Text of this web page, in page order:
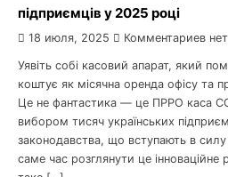
підприємців у 2025 році
18 июля, 2025 Комментариев нет
Уявіть собі касовий апарат, який
коштує як місячна оренда офісу та
Це не фантастика — це ПРРО каса
вибором тисяч українських
законодавства, що вступають в
саме час розглянути це